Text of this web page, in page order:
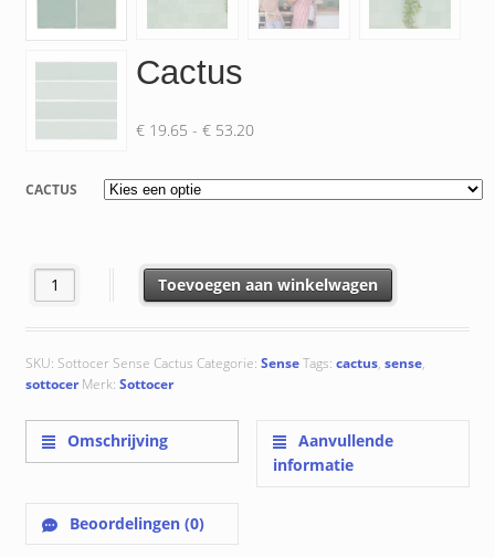
Cactus
€ 19.65 - € 53.20Prijsklasse:
tot
€ 53.20
CACTUS
Cactus aantal Toevoegen aan winkelwagen
SKU: Sottocer Sense Cactus Categorie: SenseTags: cactus, sense,
sottocer Merk: Sottocer
Omschrijving
Aanvullende
informatie
Beoordelingen (0)